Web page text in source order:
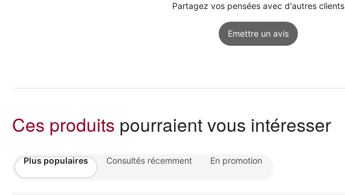
Partagez vos pensées avec d'autres clients
Émettre un avis
Ces produits pourraient vous intéresser
Plus populaires Consultés récemment En promotion